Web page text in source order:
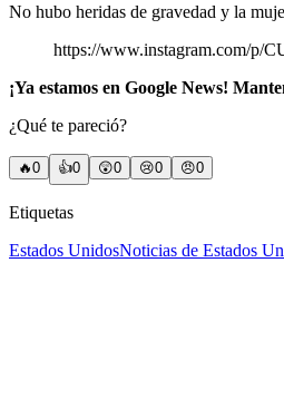
No hubo heridas de gravedad y la
https://www.instagram.com/p/
¡Ya estamos en Google News!
¿Qué te pareció?
🔥0 👍0 😲0 😢0 😠0
Etiquetas
Estados UnidosNoticias de Estados